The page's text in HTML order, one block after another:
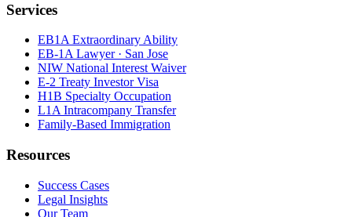
Services
EB1A Extraordinary Ability
EB-1A Lawyer · San Jose
NIW National Interest Waiver
E-2 Treaty Investor Visa
H1B Specialty Occupation
L1A Intracompany Transfer
Family-Based Immigration
Resources
Success Cases
Legal Insights
Our Team